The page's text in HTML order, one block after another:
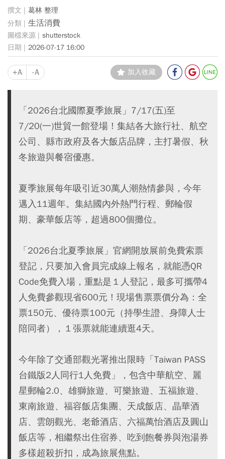
葛林 整理
生活消費
shutterstock
2026-07-17 16:00
+A -A 加入收藏
「2026台北國際夏季旅展」7/17(五)至
7/20(一)世貿一館登場！集結各大旅行社、航空
公司、縣市政府及各大飯店品牌，主打暑假、秋
冬旅遊與餐宿優惠。
夏季旅展每年吸引近30萬人潮熱情參與，今年
邁入11週年。集結國內外熱門行程、郵輪假
期、豪華飯店等，超過800個攤位。
「2026台北夏季旅展」官網開放展前免費索票
登記，只要加入會員完成線上報名，就能憑QR
Code免費入場，重點是１人登記，最多可攜帶4
人免費參觀現省600元！現場售票票價分為：全
票150元、優待票100元（持學生證、身障人士
陪同者），１張票就能連續逛4天。
今年除了交通部觀光署推出限時「Taiwan PASS
台鐵版2人同行1人免費」，包含中華航空、麗
星郵輪2.0、雄獅旅遊、可樂旅遊、五福旅遊、
東南旅遊、福容飯店集團、天成飯店、晶華酒
店、雲朗觀光、老爺酒店、六福萬怡酒店及圓山
飯店等，相繼祭出住宿券、吃到飽餐券與泡湯券
多樣超殺折扣，成為旅展焦點。